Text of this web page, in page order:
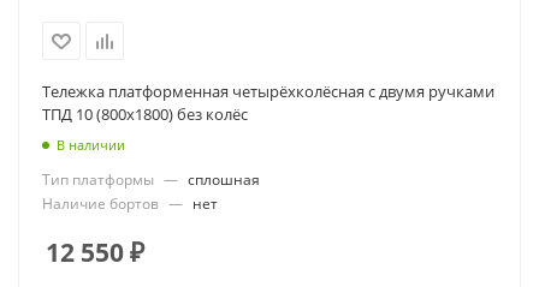
Тележка платформенная четырёхколёсная с двумя ручками
ТПД 10 (800х1800) без колёс
В наличии
Тип платформы — сплошная
Наличие бортов — нет
12 550₽